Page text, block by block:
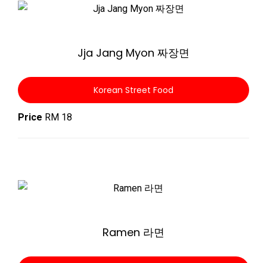
Jja Jang Myon 짜장면
Korean Street Food
Price RM 18
Ramen 라면